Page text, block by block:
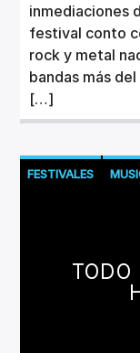
inmediaciones
festival conto
rock y metal
bandas más
[…]
FESTIVALES
TODO